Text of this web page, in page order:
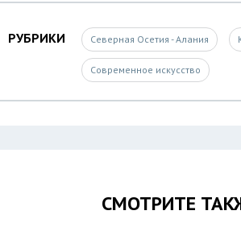
РУБРИКИ Северная Осетия - Алания
Современное искусство
СМОТРИТЕ